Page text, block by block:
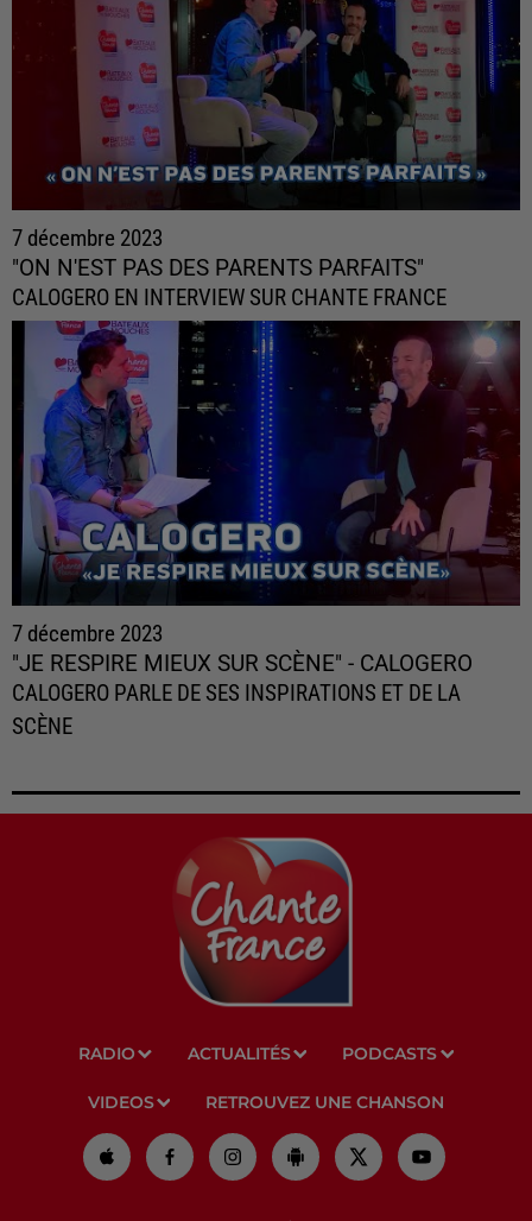
7 décembre 2023
"ON N'EST PAS DES PARENTS PARFAITS"
CALOGERO EN INTERVIEW SUR CHANTE FRANCE
7 décembre 2023
"JE RESPIRE MIEUX SUR SCÈNE" - CALOGERO
CALOGERO PARLE DE SES INSPIRATIONS ET DE LA
SCÈNE
RADIO ACTUALITÉS PODCASTS
VIDEOS RETROUVEZ UNE CHANSON